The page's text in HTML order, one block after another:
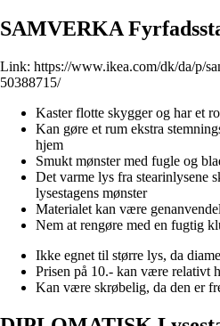
SAMVERKA
Link: https://www.ikea.com/dk/da/p/
50388715/
Kaster flotte skygger og har et
Kan gøre et rum ekstra
hjem
Smukt mønster med fugle og
Det varme lys fra stearinlysene
lysestagens mønster
Materialet kan være
Nem at rengøre med en fugtig
Ikke egnet til større lys, da
Prisen på 10.- kan være relativt
Kan være skrøbelig, da den er